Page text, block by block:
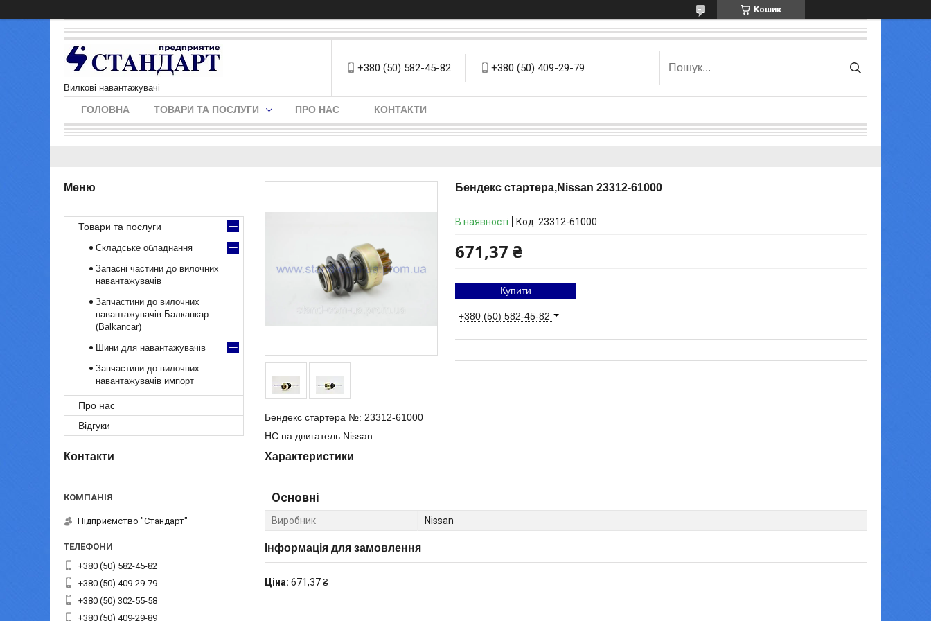
Кошик
Вилкові навантажувачі
+380 (50) 582-45-82 +380 (50) 409-29-79
ГОЛОВНА ТОВАРИ ТА ПОСЛУГИ ПРО НАС КОНТАКТИ
Бендекс стартера,Nissan 23312-61000
В наявності Код: 23312-61000
671,37 ₴
Купити
+380 (50) 582-45-82
Бендекс стартера №: 23312-61000
HC на двигатель Nissan
Характеристики
Основні
Виробник Nissan
Інформація для замовлення
Ціна: 671,37 ₴
Товари та послуги
Складське обладнання
Запасні частини до вилочних
навантажувачів
Запчастини до вилочних
навантажувачів Балканкар
(Balkancar)
Шини для навантажувачів
Запчастини до вилочних
навантажувачів импорт
Про нас
Відгуки
Контакти
Підприємство "Стандарт"
+380 (50) 582-45-82
+380 (50) 409-29-79
+380 (50) 302-55-58
+380 (50) 409-29-89